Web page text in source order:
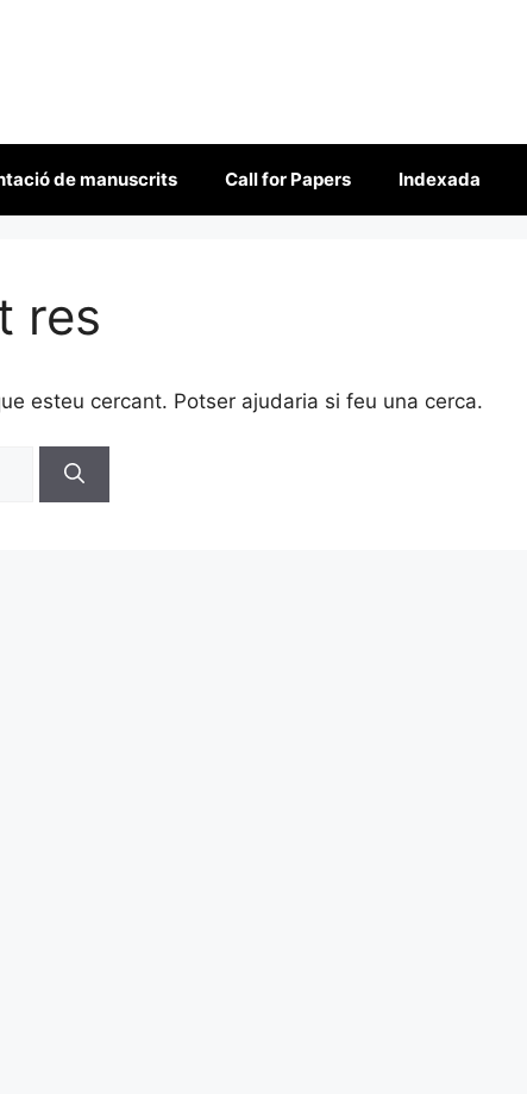
de manuscrits Call for Papers Indexada
res
esteu cercant. Potser ajudaria si feu una cerca.